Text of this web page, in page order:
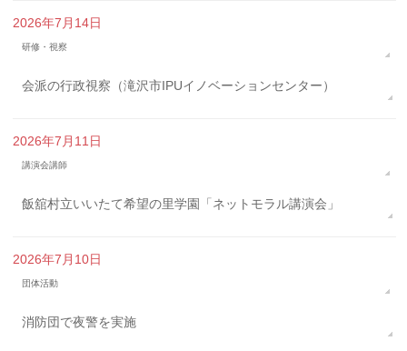
2026年7月14日
研修・視察
会派の行政視察（滝沢市IPUイノベーションセンター）
2026年7月11日
講演会講師
飯舘村立いいたて希望の里学園「ネットモラル講演会」
2026年7月10日
団体活動
消防団で夜警を実施